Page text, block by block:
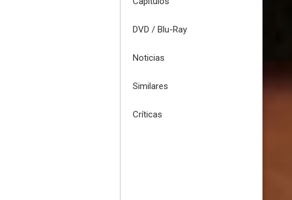
DVD / Blu-Ray
Noticias
Similares
Críticas